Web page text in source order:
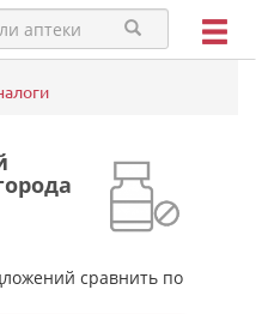
сравнить по